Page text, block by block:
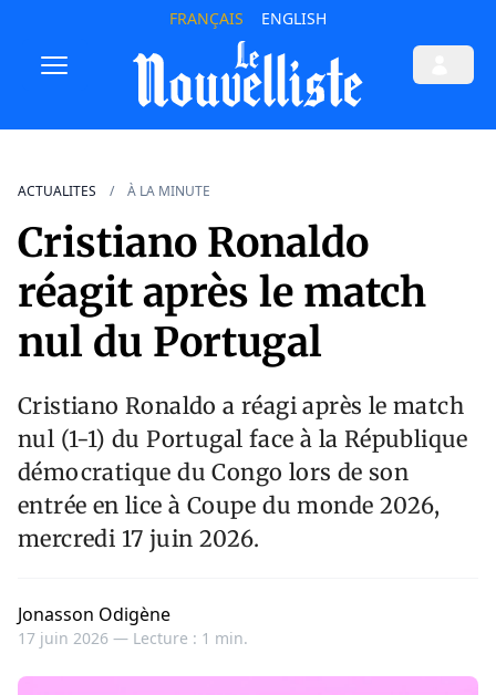
FRANÇAIS ENGLISH
ACTUALITES À LA MINUTE
Cristiano Ronaldo
réagit après le match
nul du Portugal
Cristiano Ronaldo a réagi après le match
nul (1-1) du Portugal face à la République
démocratique du Congo lors de son
entrée en lice à Coupe du monde 2026,
mercredi 17 juin 2026.
Jonasson Odigène
17 juin 2026 — Lecture : 1 min.